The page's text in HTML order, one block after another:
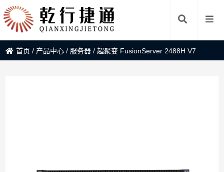
首页 / 产品中心 / 服务器 /超聚变 FusionServer 2488H V7